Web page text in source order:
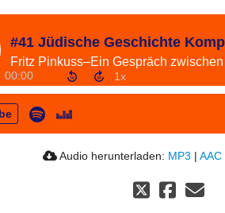
00:00
Audio herunterladen: MP3 | AAC